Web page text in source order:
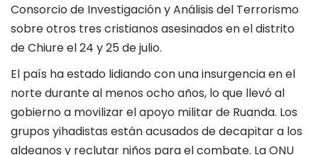
Consorcio de Investigación y Análisis del Terrorismo
sobre otros tres cristianos asesinados en el distrito
de Chiure el 24 y 25 de julio.
El país ha estado lidiando con una insurgencia en el
norte durante al menos ocho años, lo que llevó al
gobierno a movilizar el apoyo militar de Ruanda. Los
grupos yihadistas están acusados de decapitar a los
aldeanos y reclutar niños para el combate. La ONU